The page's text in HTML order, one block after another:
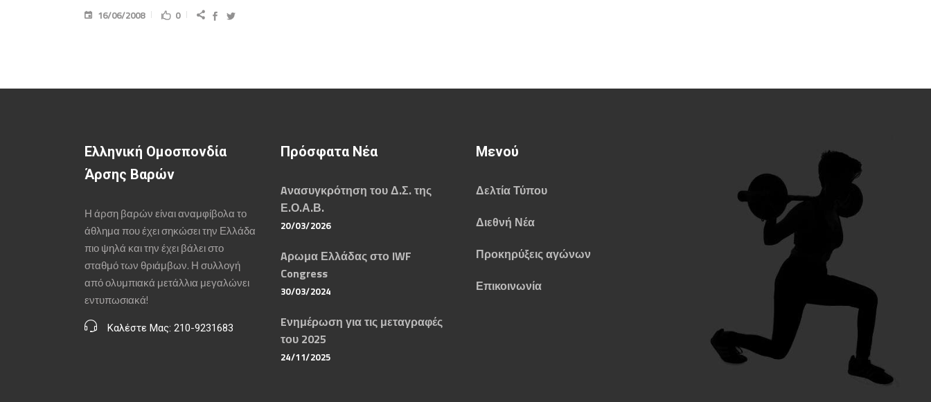
16/06/2008 0
Ελληνική Ομοσπονδία
Άρσης Βαρών
Η άρση βαρών είναι αναμφίβολα το
άθλημα που έχει σηκώσει την Ελλάδα
πιο ψηλά και την έχει βάλει στο
σταθμό των θριάμβων. Η συλλογή
από ολυμπιακά μετάλλια μεγαλώνει
εντυπωσιακά!
Καλέστε Μας: 210-9231683
Πρόσφατα Νέα
Aνασυγκρότηση του Δ.Σ. της
Ε.Ο.Α.Β.
20/03/2026
Aρωμα Ελλάδας στο IWF
Congress
30/03/2024
Eνημέρωση για τις μεταγραφές
του 2025
24/11/2025
Μενού
Δελτία Τύπου
Διεθνή Νέα
Προκηρύξεις αγώνων
Επικοινωνία